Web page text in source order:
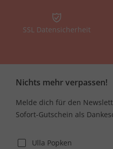
SSL Datensicherheit
Nichts mehr verpassen!
Melde dich für den
Sofort-Gutschein als
Ulla Popken